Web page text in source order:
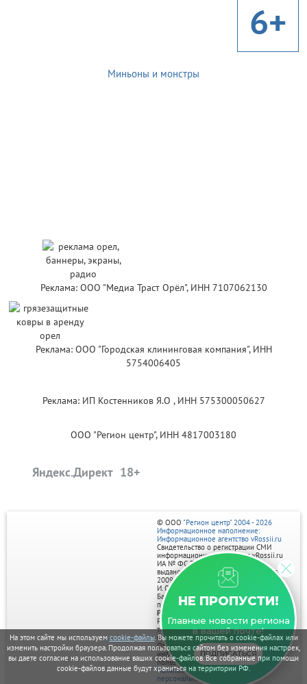
На этом сайте мы используем cookie-файлы. Вы можете прочитать о cookie-файлах или
изменить настройки браузера. Продолжая пользоваться сайтом без изменения настроек,
вы даете согласие на использование ваших cookie-файлов. Все собранные при помощи
cookie-файлов данные будут храниться на территории РФ.
6+
Миньоны и монстры
Реклама: ООО "Медиа Траст Орёл", ИНН 7107062130
Реклама: ООО "Городская клининговая компания", ИНН
5754006405
Реклама: ИП Костенников Я.О , ИНН 575300050627
ООО "Регион центр", ИНН 4817003180
Яндекс.Директ
НЕ ПРОПУСТИ!
Главные новости региона
в вашей почте!
ПОДПИСАТЬСЯ
© ООО "Регион центр" 2004 - 2026
Информационное наполнение:
Информационное агентство vRossii.ru
Свидетельство о регистрации СМИ
информационного агентства vRossii.ru
ИА № ФС 77‑35502
выдано РОСКОМНАДЗОРом 04 марта
2009г.
И. О. Главного редактора Нарыков А. Н.
Баннеры на портале размещаются на
правах рекламы.
Реклама на портале:
Рекламное агентство "Умный маркетинг"
тел. 7-910-267-70-40,
email: umnyy.marketing@yandex.ru
Отдельные публикации могут содержать
информацию, не предназначенную для
пользователей до 18 лет.
Политика в отношении обработки
персональных данных